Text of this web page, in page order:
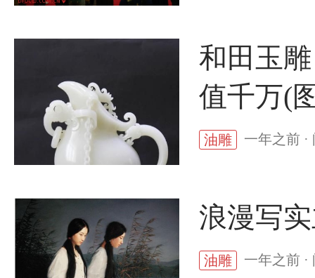
和田玉
值千万(
油雕 一年之前 ·
浪漫写
油雕 一年之前 ·